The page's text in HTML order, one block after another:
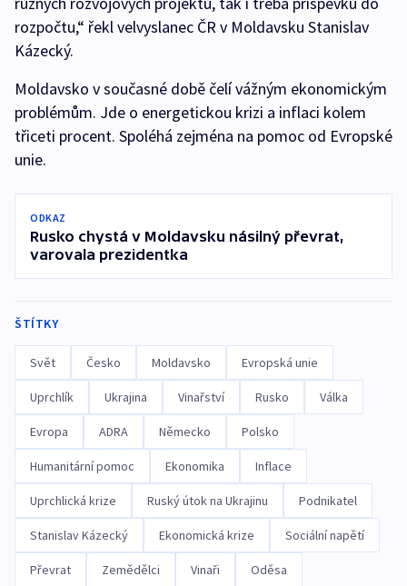
rozpočtu,“ řekl velvyslanec ČR v Moldavsku Stanislav
Kázecký.
Moldavsko v současné době čelí vážným ekonomickým
problémům. Jde o energetickou krizi a inflaci kolem
třiceti procent. Spoléhá zejména na pomoc od Evropské
unie.
ODKAZ
Rusko chystá v Moldavsku násilný převrat,
varovala prezidentka
ŠTÍTKY
Svět Česko Moldavsko Evropská unie
Uprchlík Ukrajina Vinařství Rusko Válka
Evropa ADRA Německo Polsko
Humanitární pomoc Ekonomika Inflace
Uprchlická krize Ruský útok na Ukrajinu Podnikatel
Stanislav Kázecký Ekonomická krize Sociální napětí
Převrat Zemědělci Vinaři Oděsa